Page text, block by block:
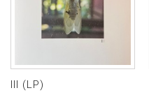
III (LP)